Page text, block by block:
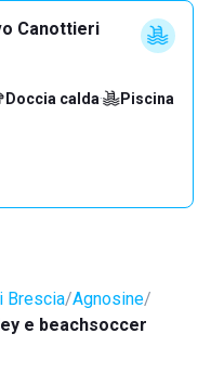
Canottieri
Doccia calda·
Piscina
Brescia Agnosine
e beachsoccer